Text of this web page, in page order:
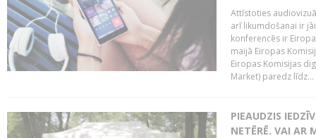
Attīstoties
arī likumdošanai ir
konferencēs ir
maijā Eiropas
Eiropas Komisijas
Market) paredz līdz...
PIEAUDZIS
NETĒRĒ. VAI AR